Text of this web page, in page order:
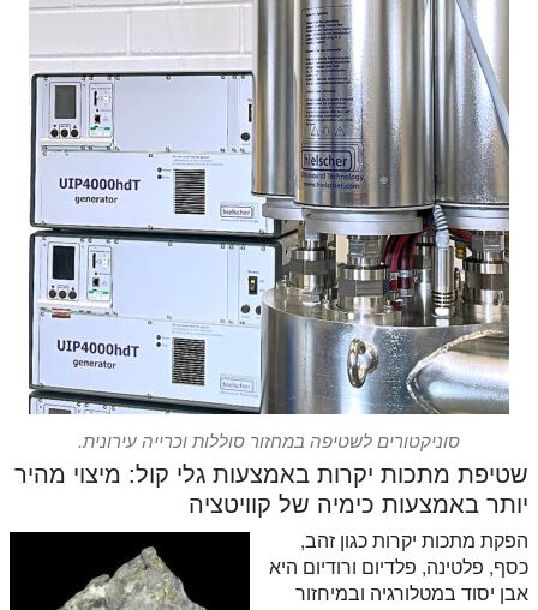
סוניקטורים לשטיפה במחזור סוללות וכרייה עירונית.
שטיפת מתכות יקרות באמצעות גלי קול: מיצוי מהיר
יותר באמצעות כימיה של קוויטציה
הפקת מתכות יקרות כגון זהב,
כסף, פלטינה, פלדיום ורודיום היא
אבן יסוד במטלורגיה ובמיחזור